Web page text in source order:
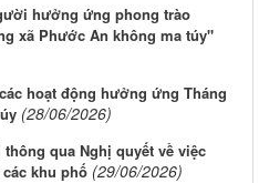
hưởng ứng phong trào
xã Phước An không ma túy"
hoạt động hưởng ứng Tháng
(28/06/2026)
qua Nghị quyết về việc
khu phố (29/06/2026)